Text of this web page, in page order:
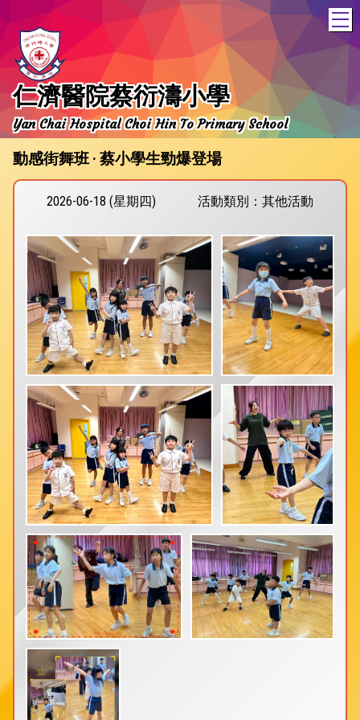
仁濟醫院蔡衍濤小學
Yan Chai Hospital Choi Hin To Primary School
動感街舞班 · 蔡小學生勁爆登場
2026-06-18 (星期四) 活動類別：其他活動